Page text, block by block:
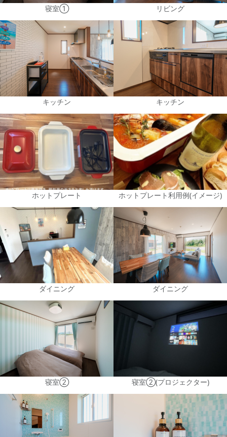
寝室① リビング
キッチン キッチン
ホットプレート ホットプレート利用例(イメージ)
ダイニング ダイニング
寝室② 寝室②(プロジェクター)